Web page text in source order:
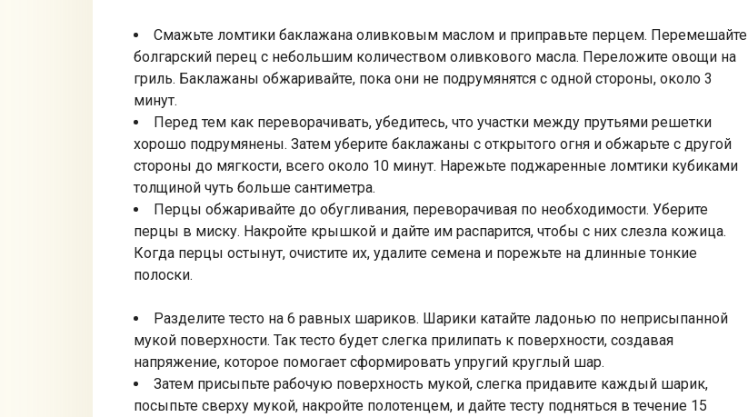
Смажьте ломтики баклажана оливковым маслом и приправьте перцем. Перемешайте
болгарский перец с небольшим количеством оливкового масла. Переложите овощи на
гриль. Баклажаны обжаривайте, пока они не подрумянятся с одной стороны, около 3
минут.
Перед тем как переворачивать, убедитесь, что участки между прутьями решетки
хорошо подрумянены. Затем уберите баклажаны с открытого огня и обжарьте с другой
стороны до мягкости, всего около 10 минут. Нарежьте поджаренные ломтики кубиками
толщиной чуть больше сантиметра.
Перцы обжаривайте до обугливания, переворачивая по необходимости. Уберите
перцы в миску. Накройте крышкой и дайте им распарится, чтобы с них слезла кожица.
Когда перцы остынут, очистите их, удалите семена и порежьте на длинные тонкие
полоски.
Разделите тесто на 6 равных шариков. Шарики катайте ладонью по неприсыпанной
мукой поверхности. Так тесто будет слегка прилипать к поверхности, создавая
напряжение, которое помогает сформировать упругий круглый шар.
Затем присыпьте рабочую поверхность мукой, слегка придавите каждый шарик,
посыпьте сверху мукой, накройте полотенцем, и дайте тесту подняться в течение 15